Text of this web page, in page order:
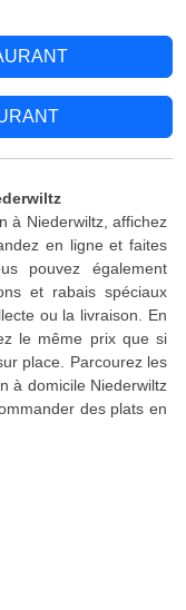
à Niederwiltz, affichez
en ligne et faites
pouvez également
et rabais spéciaux
ou la livraison. En
le même prix que si
place. Parcourez les
à domicile Niederwiltz
des plats en